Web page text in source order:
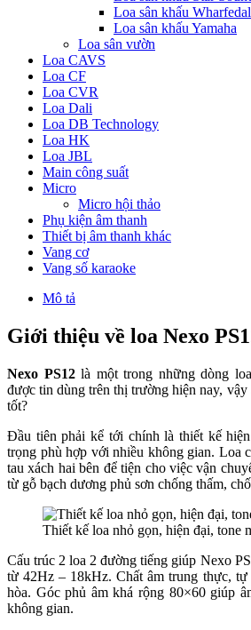
Loa sân khấu
Loa sân khấu Yamaha
Loa sân vườn
Loa CAVS
Loa CF
Loa CVR
Loa Dali
Loa DB Technology
Loa HK
Loa JBL
Main công suất
Micro
Micro hội thảo
Phụ kiện âm thanh
Thiết bị âm thanh khác
Vang cơ
Vang số karaoke
Mô tả
Giới thiệu về loa Nexo
Nexo PS12là một trong những dòng
được tin dùng trên thị trường hiện nay, vậy
tốt?
Đầu tiên phải kể tới chính là thiết kế
trọng phù hợp với nhiều không gian. Loa
tau xách hai bên để tiện cho việc vận
từ gỗ bạch dương phủ sơn chống thấm,
Thiết kế loa nhỏ gọn, hiện đại, tone
Cấu trúc 2 loa 2 đường tiếng giúp Nexo
từ 42Hz – 18kHz. Chất âm trung thực, tự
hòa. Góc phủ âm khá rộng 80×60 giúp
không gian.